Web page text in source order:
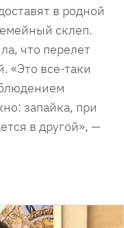
в родной
склеп.
что перелет
«Это все-таки
запайка, при
в другой», —